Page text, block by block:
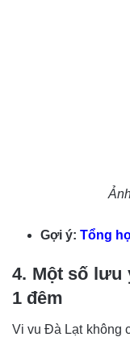
Gợi ý: Tổng
4. Một số lưu
1 đêm
Vi vu Đà Lạt không